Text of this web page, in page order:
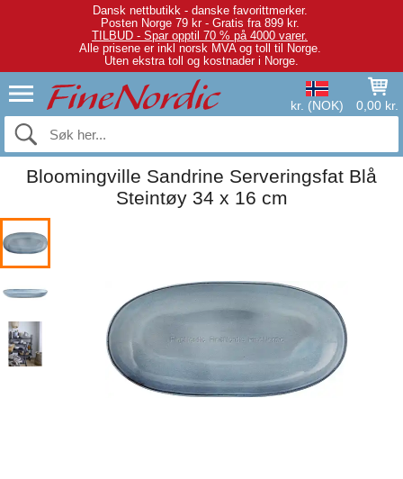
Dansk nettbutikk - danske favorittmerker.
Posten Norge 79 kr - Gratis fra 899 kr.
TILBUD - Spar opptil 70 % på 4000 varer.
Alle prisene er inkl norsk MVA og toll til Norge.
Uten ekstra toll og kostnader i Norge.
kr. (NOK) 0,00 kr.
Bloomingville Sandrine Serveringsfat Blå
Steintøy 34 x 16 cm